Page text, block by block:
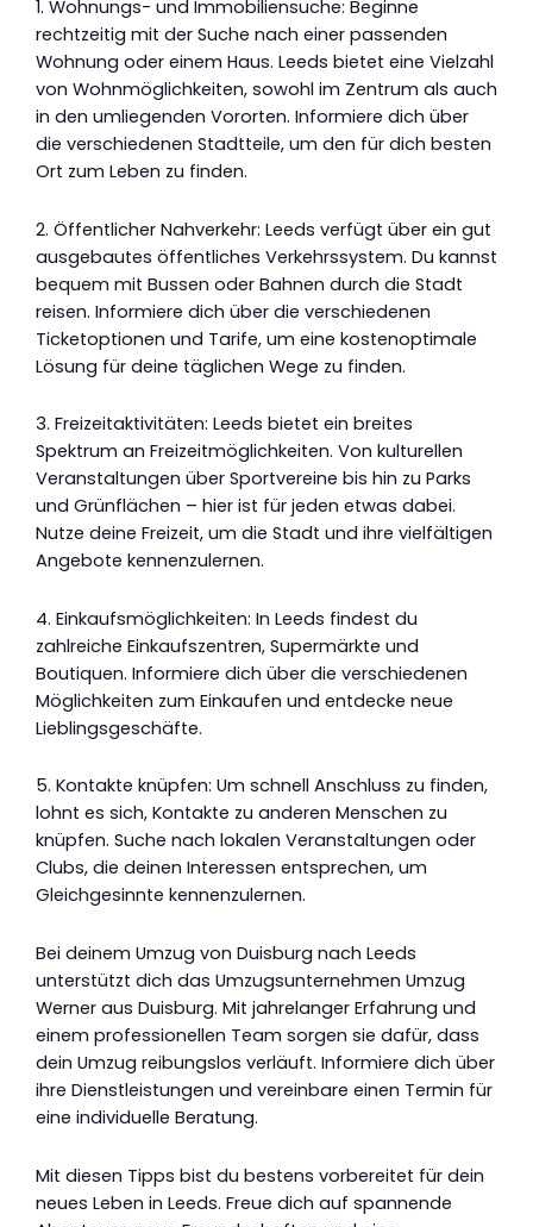
1. Wohnungs- und Immobiliensuche: Beginne
rechtzeitig mit der Suche nach einer passenden
Wohnung oder einem Haus. Leeds bietet eine Vielzahl
von Wohnmöglichkeiten, sowohl im Zentrum als auch
in den umliegenden Vororten. Informiere dich über
die verschiedenen Stadtteile, um den für dich besten
Ort zum Leben zu finden.
2. Öffentlicher Nahverkehr: Leeds verfügt über ein gut
ausgebautes öffentliches Verkehrssystem. Du kannst
bequem mit Bussen oder Bahnen durch die Stadt
reisen. Informiere dich über die verschiedenen
Ticketoptionen und Tarife, um eine kostenoptimale
Lösung für deine täglichen Wege zu finden.
3. Freizeitaktivitäten: Leeds bietet ein breites
Spektrum an Freizeitmöglichkeiten. Von kulturellen
Veranstaltungen über Sportvereine bis hin zu Parks
und Grünflächen – hier ist für jeden etwas dabei.
Nutze deine Freizeit, um die Stadt und ihre vielfältigen
Angebote kennenzulernen.
4. Einkaufsmöglichkeiten: In Leeds findest du
zahlreiche Einkaufszentren, Supermärkte und
Boutiquen. Informiere dich über die verschiedenen
Möglichkeiten zum Einkaufen und entdecke neue
Lieblingsgeschäfte.
5. Kontakte knüpfen: Um schnell Anschluss zu finden,
lohnt es sich, Kontakte zu anderen Menschen zu
knüpfen. Suche nach lokalen Veranstaltungen oder
Clubs, die deinen Interessen entsprechen, um
Gleichgesinnte kennenzulernen.
Bei deinem Umzug von Duisburg nach Leeds
unterstützt dich das Umzugsunternehmen Umzug
Werner aus Duisburg. Mit jahrelanger Erfahrung und
einem professionellen Team sorgen sie dafür, dass
dein Umzug reibungslos verläuft. Informiere dich über
ihre Dienstleistungen und vereinbare einen Termin für
eine individuelle Beratung.
Mit diesen Tipps bist du bestens vorbereitet für dein
neues Leben in Leeds. Freue dich auf spannende